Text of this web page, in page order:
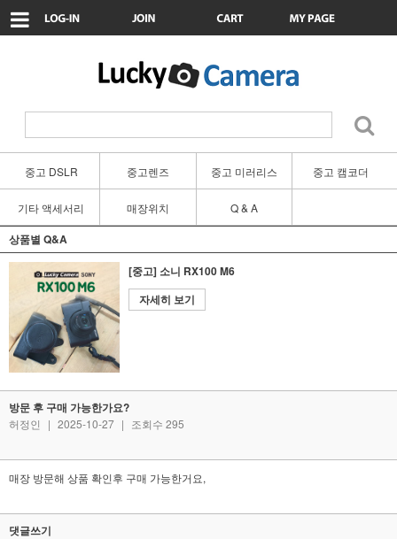
중고 DSLR 중고렌즈 중고 미러리스 중고 캠코더
기타 액세서리 매장위치 Q & A
상품별 Q&A
[중고] 소니 RX100 M6
자세히 보기
방문 후 구매 가능한가요?
허정인 | 2025-10-27 | 조회수 295
매장 방문해 상품 확인후 구매 가능한거요,
댓글쓰기